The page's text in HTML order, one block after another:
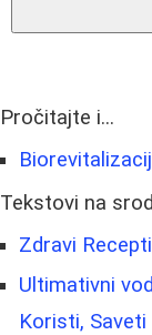
Pročitajte i...
Tekstovi na
Zdravi
Ultimativni
Koristi,